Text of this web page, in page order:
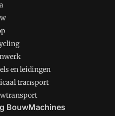
en leidingen
transport
BouwMachines